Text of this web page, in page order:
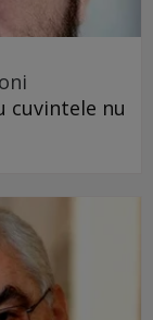
cuvintele nu